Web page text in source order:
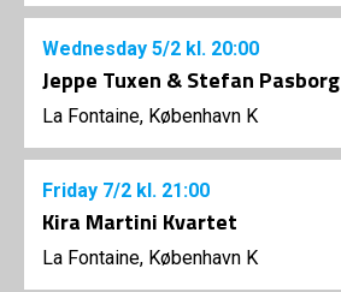
Wednesday 5/2 kl. 20:00
Jeppe Tuxen & Stefan Pasborg
La Fontaine, København K
Friday 7/2 kl. 21:00
Kira Martini Kvartet
La Fontaine, København K